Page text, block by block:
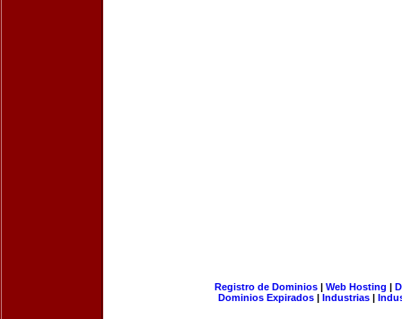
Registro de Dominios| Web Hosting |
Dominios Expirados | Industrias |